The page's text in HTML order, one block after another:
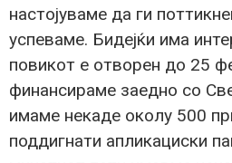
настојуваме да ги
успеваме. Бидејќи има
повикот е отворен до 25
финансираме заедно со
имаме некаде околу 500
поддигнати апликациски